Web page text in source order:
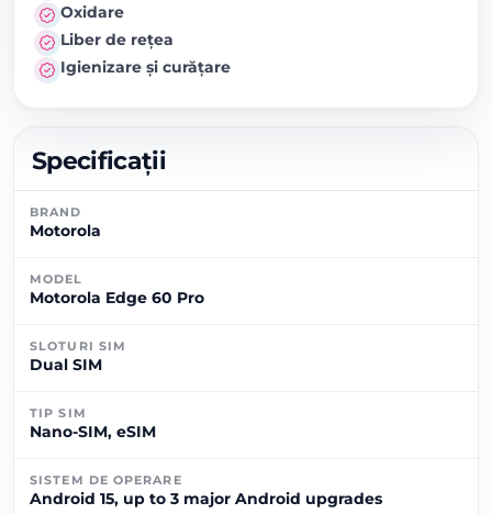
Oxidare
Liber de rețea
Igienizare și curățare
Specificații
BRAND
Motorola
MODEL
Motorola Edge 60 Pro
SLOTURI SIM
Dual SIM
TIP SIM
Nano-SIM, eSIM
SISTEM DE OPERARE
Android 15, up to 3 major Android upgrades